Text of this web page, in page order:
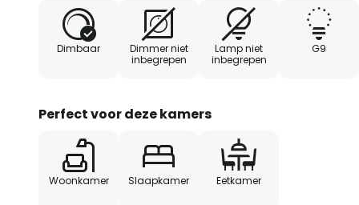
Dimbaar
Dimmer niet
inbegrepen
Lamp niet
inbegrepen
G9
Perfect voor deze kamers
Woonkamer Slaapkamer Eetkamer